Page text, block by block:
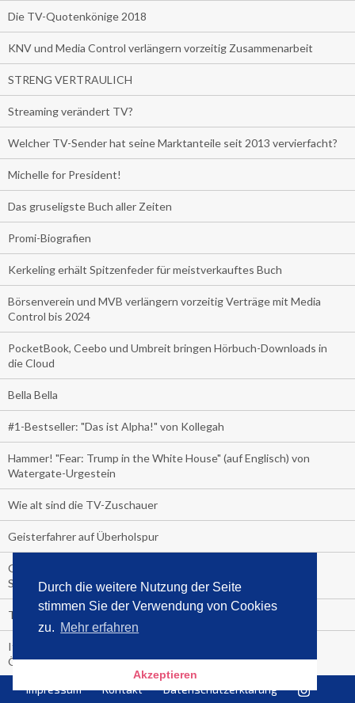
Durch die weitere Nutzung der Seite
stimmen Sie der Verwendung von Cookies
zu. Mehr erfahren
Akzeptieren
Die TV-Quotenkönige 2018
KNV und Media Control verlängern vorzeitig Zusammenarbeit
STRENG VERTRAULICH
Streaming verändert TV?
Welcher TV-Sender hat seine Marktanteile seit 2013 vervierfacht?
Michelle for President!
Das gruseligste Buch aller Zeiten
Promi-Biografien
Kerkeling erhält Spitzenfeder für meistverkauftes Buch
Börsenverein und MVB verlängern vorzeitig Verträge mit Media
Control bis 2024
PocketBook, Ceebo und Umbreit bringen Hörbuch-Downloads in
die Cloud
Bella Bella
#1-Bestseller: "Das ist Alpha!" von Kollegah
Hammer! "Fear: Trump in the White House" (auf Englisch) von
Watergate-Urgestein
Wie alt sind die TV-Zuschauer
Geisterfahrer auf Überholspur
Gegen Einsamkeit: Single-Haushalte schauen täglich fast 6
Stunden TV
TV-Quote:
Italienisches Kochbuch schießt auf Nummer 1 in Deutschland,
Österreich und Schweiz
Blick in die Garage der TV-Dauerglotzer
Impressum Kontakt Datenschutzerklärung